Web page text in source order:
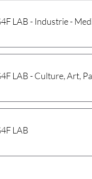
LAB - Industrie -
LAB - Culture, Art,
LAB